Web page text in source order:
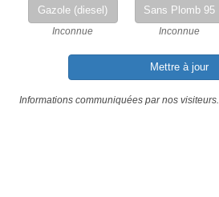
Gazole (diesel)
Inconnue
Sans Plomb 95
Inconnue
Mettre à jour
Informations communiquées par nos visiteurs.